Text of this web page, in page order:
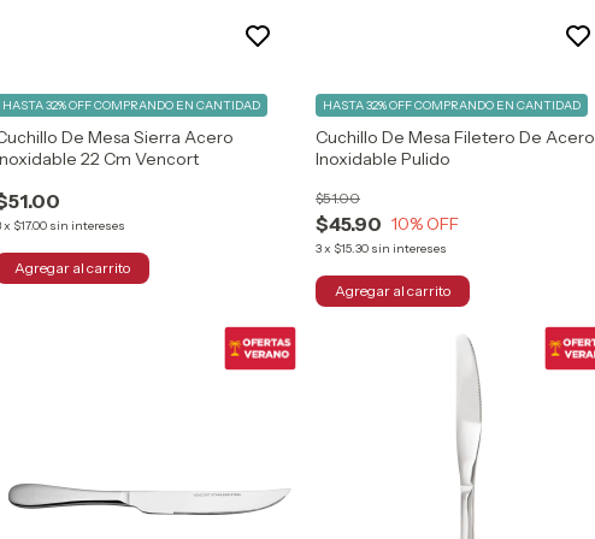
De Mesa Sierra Acero
22 Cm Vencort
x $17.00 sin intereses
HASTA 32% OFFCOMPRANDO EN CANTIDAD
Cuchillo De Mesa Filetero De Acero
Inoxidable Pulido
$45.90
$51.00
10% OFF
3x $15.30 sin intereses
HASTA 32% OFFCOMPRANDO EN CANTIDAD